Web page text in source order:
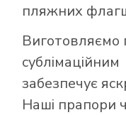
пляжних
забезпечує
Наші прапори